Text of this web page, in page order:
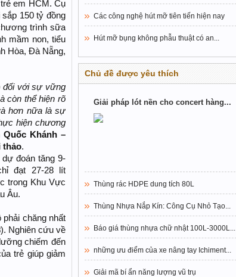
em HCM. Cụ
150 tỷ đồng
trình sữa
mầm non, tiểu
Hòa, Đà Nẵng,
đối với sự vững
còn thể hiện rõ
hơn nữa là sự
hiện chương
Quốc Khánh –
thảo.
đoán tăng 9-
đạt 27-28 lít
trong Khu Vực
Âu.
chăng nhất
Nghiên cứu về
chiếm đến
trẻ giúp giảm
Các công nghệ hút mỡ tiên tiến hiện nay
Hút mỡ bụng không phẫu thuật có an...
Chủ đề được yêu thích
Giải pháp lót nền cho concert hàng...
Thùng rác HDPE dung tích 80L
Thùng Nhựa Nắp Kín: Công Cụ Nhỏ Tạo...
Báo giá thùng nhựa chữ nhật 100L-3000L...
những ưu điểm của xe nâng tay Ichiment...
Giải mã bí ẩn năng lượng vũ trụ